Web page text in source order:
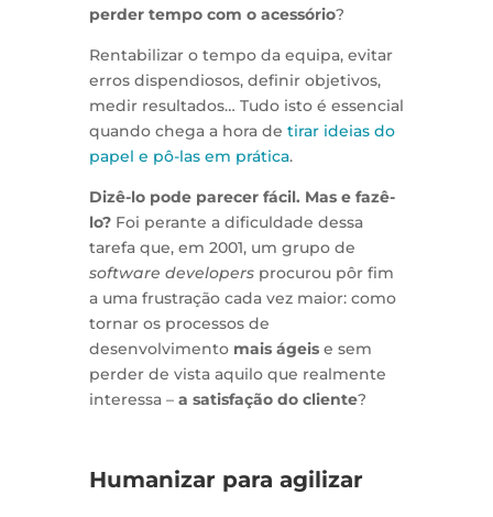
perder tempo com o acessório?
Rentabilizar o tempo da equipa, evitar
erros dispendiosos, definir objetivos,
medir resultados… Tudo isto é essencial
quando chega a hora de tirar ideias do
papel e pô-las em prática.
Dizê-lo pode parecer fácil. Mas e fazê-
lo? Foi perante a dificuldade dessa
tarefa que, em 2001, um grupo de
software developersprocurou pôr fim
a uma frustração cada vez maior: como
tornar os processos de
desenvolvimento mais ágeise sem
perder de vista aquilo que realmente
interessa – a satisfação do cliente?
Humanizar para agilizar